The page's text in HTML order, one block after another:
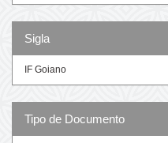
Sigla
IF Goiano
Tipo de Documento